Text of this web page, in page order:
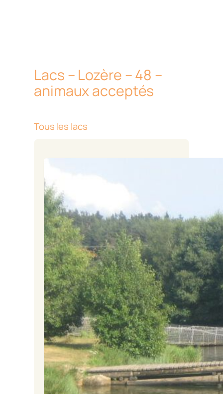
Lacs – Lozère – 48 –
animaux acceptés
Tous les lacs